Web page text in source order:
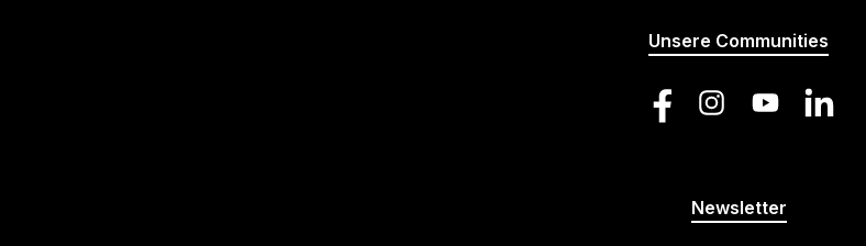
Unsere Communities
FacebookInstagramYouTube LinkedIn
Newsletter